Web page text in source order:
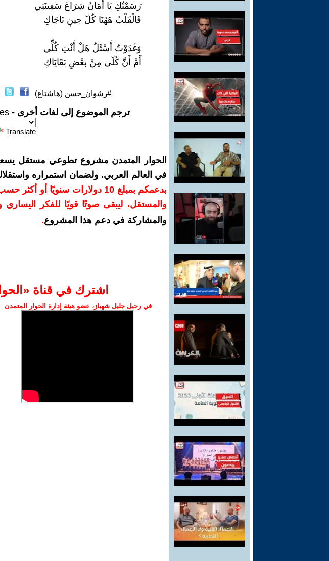
رَسَمْتُكِ يَا أَمَانُ شِرَاعَ سَفِينَتِي
فَالْقَلْبُ هَهُنَا كُلّ حِينٍ نَاجَاكِ
وَغَدَوْتُ أَسْئَلُ هَلْ أَنْتِ كُلِّي
أَمْ أَنَّ كُلّي مِنْ بعْضِ بَقَايَاكِ
#رشوان_حسن (هاشتاغ)
ترجم الموضوع إلى لغات أخرى -
Translate
الحوار المتمدن مشروع تطوعي مستقل يسعى
في العالم العربي. ولضمان استمراره
بدعمكم بمبلغ 10 دولارات سنويًا
والمستقل، ليبقى صوتًا قويًا للفكر اليساري
والمشاركة في دعم هذا المشروع.
اشترك في قناة
في رحيل جليل شهباز، عضو هيئة إدارة الحوار المتمدن